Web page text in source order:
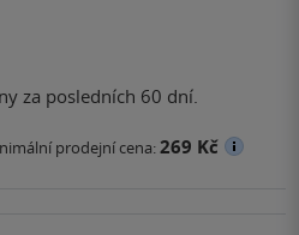
za posledních 60 dní.
prodejní cena:269 Kč